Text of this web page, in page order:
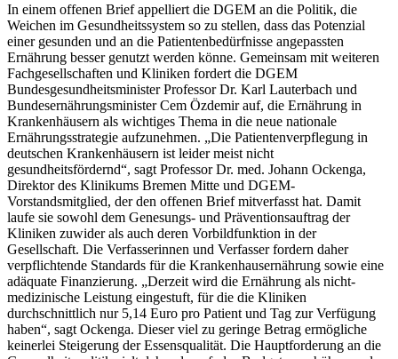
In einem offenen Brief appelliert die DGEM an die Politik, die
Weichen im Gesundheitssystem so zu stellen, dass das Potenzial
einer gesunden und an die Patientenbedürfnisse angepassten
Ernährung besser genutzt werden könne. Gemeinsam mit weiteren
Fachgesellschaften und Kliniken fordert die DGEM
Bundesgesundheitsminister Professor Dr. Karl Lauterbach und
Bundesernährungsminister Cem Özdemir auf, die Ernährung in
Krankenhäusern als wichtiges Thema in die neue nationale
Ernährungsstrategie aufzunehmen. „Die Patientenverpflegung in
deutschen Krankenhäusern ist leider meist nicht
gesundheitsfördernd“, sagt Professor Dr. med. Johann Ockenga,
Direktor des Klinikums Bremen Mitte und DGEM-
Vorstandsmitglied, der den offenen Brief mitverfasst hat. Damit
laufe sie sowohl dem Genesungs- und Präventionsauftrag der
Kliniken zuwider als auch deren Vorbildfunktion in der
Gesellschaft. Die Verfasserinnen und Verfasser fordern daher
verpflichtende Standards für die Krankenhausernährung sowie eine
adäquate Finanzierung. „Derzeit wird die Ernährung als nicht-
medizinische Leistung eingestuft, für die die Kliniken
durchschnittlich nur 5,14 Euro pro Patient und Tag zur Verfügung
haben“, sagt Ockenga. Dieser viel zu geringe Betrag ermögliche
keinerlei Steigerung der Essensqualität. Die Hauptforderung an die